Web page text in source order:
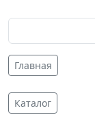
Главная
Каталог